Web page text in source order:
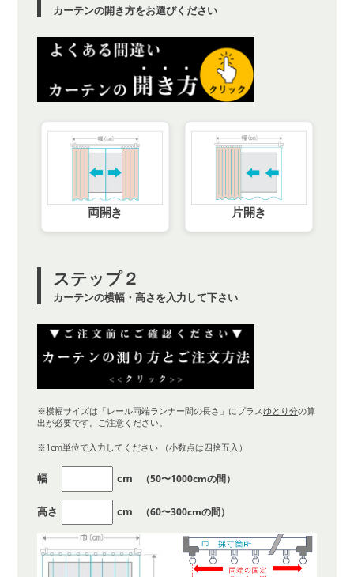
カーテンの開き方をお選びください
両開き 片開き
ステップ２
カーテンの横幅・高さを入力して下さい
※横幅サイズは「レール両端ランナー間の長さ」にプラスゆとり分の算
出が必要です。ご注意ください。
※1cm単位で入力してください （小数点は四捨五入）
幅 cm （50〜1000cmの間）
高さ cm （60〜300cmの間）